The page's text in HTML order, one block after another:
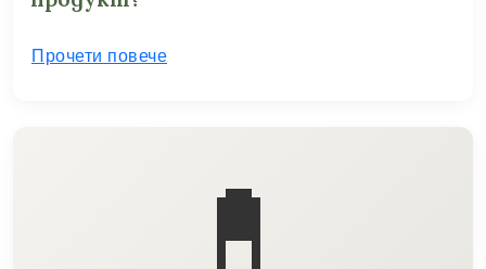
Прочети повече